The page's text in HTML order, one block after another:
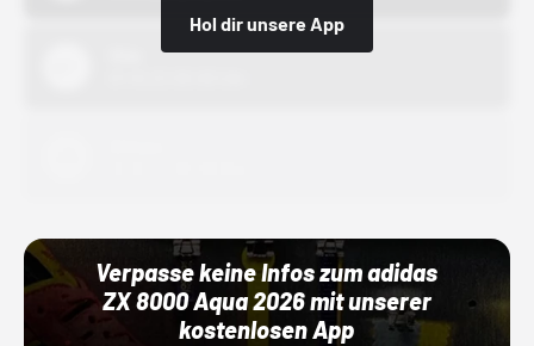
Hol dir unsere App
Verpasse keine Infos zum adidas
ZX 8000 Aqua 2026 mit unserer
kostenlosen App